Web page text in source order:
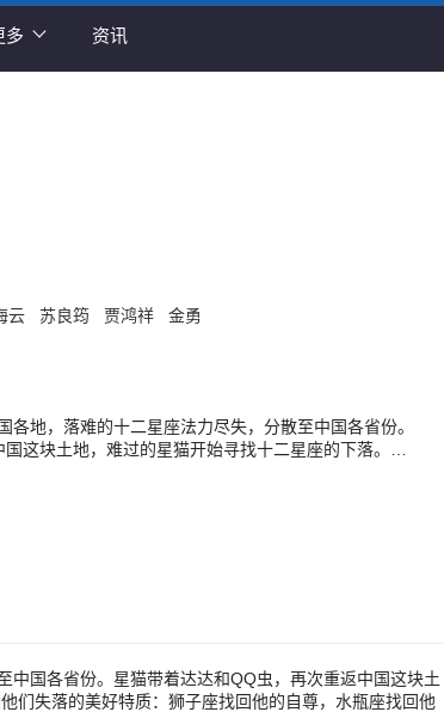
多 资讯
云 苏良筠 贾鸿祥
金勇
各地，落难的十二星座法力尽失，分散至中国各省份。
这块土地，难过的星猫开始寻找十二星座的下落。
的美好特质：狮子座找回他的自尊，水瓶座找回他
找回她的温柔善良，牡羊座找回他的斗志 金牛座找回
座找回她的谨慎，天秤座找回他的公正 天蝎座找回他
国各省份。星猫带着达达和QQ虫，再次重返中国这块土
失落的美好特质：狮子座找回他的自尊，水瓶座找回他